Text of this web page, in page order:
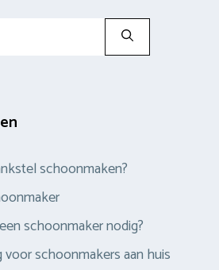
schoonmaken?
schoonmaker nodig?
schoonmakers aan huis